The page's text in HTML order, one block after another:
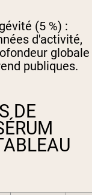
(5 %) :
d'activité,
globale
publiques.
DE